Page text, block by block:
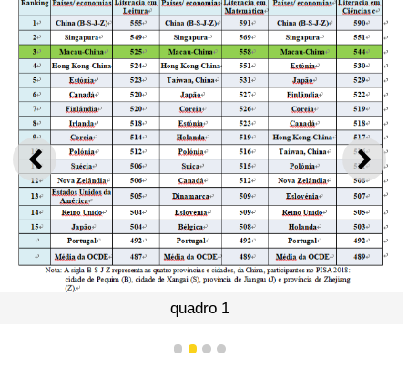
ANTERIOR
quadro 1
1 2 3 4